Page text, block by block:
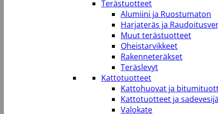
Terästuotteet
Alumiini ja Ruostumaton
Harjateräs ja
Muut terästuotteet
Oheistarvikkeet
Rakenneteräkset
Teräslevyt
Kattotuotteet
Kattohuovat ja
Kattotuotteet ja
Valokate